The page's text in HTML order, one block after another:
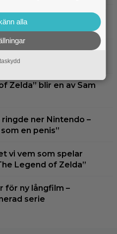
har precis lagt till 17 nya
tips
du förträngt Matt
2005?
Zelda” blir en av Sam
ner Nintendo –
en penis”
vi vem som spelar
Legend of Zelda”
för ny långfilm –
serie
alla